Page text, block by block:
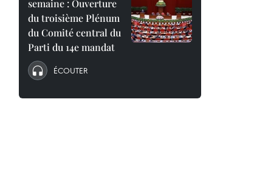
semaine : Ouverture
du troisième Plénum
du Comité central du
Parti du 14e mandat
ÉCOUTER